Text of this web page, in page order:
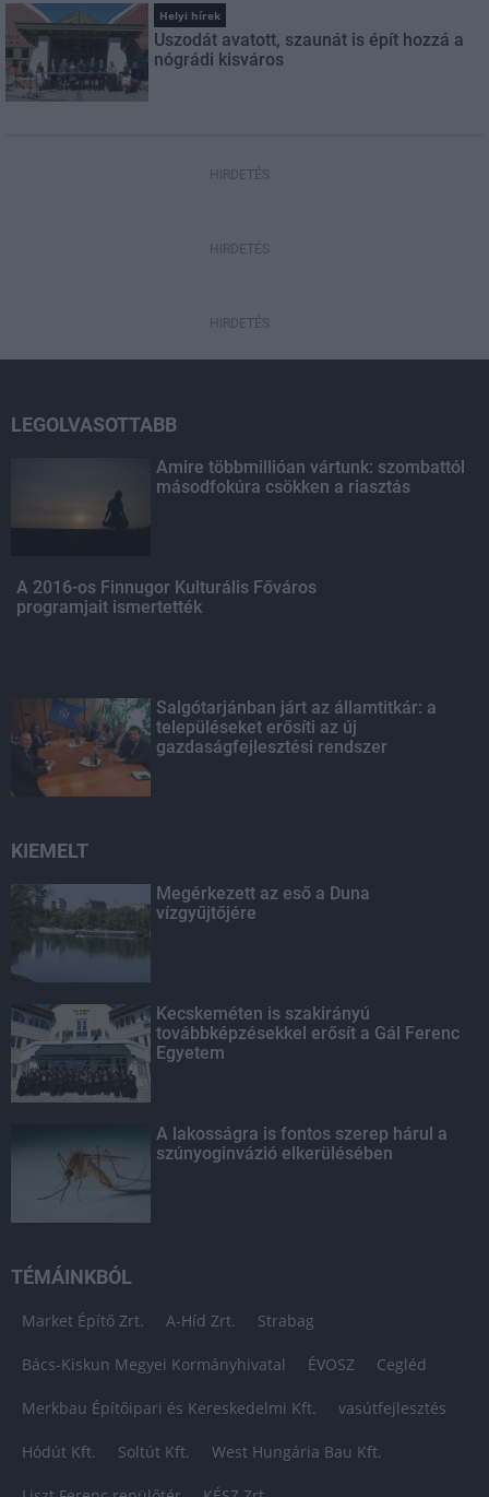
Helyi hírek
Uszodát avatott, szaunát is épít hozzá a
nógrádi kisváros
HIRDETÉS
HIRDETÉS
HIRDETÉS
LEGOLVASOTTABB
Amire többmillióan vártunk: szombattól
másodfokúra csökken a riasztás
A 2016-os Finnugor Kulturális Főváros
programjait ismertették
Salgótarjánban járt az államtitkár: a
településeket erősíti az új
gazdaságfejlesztési rendszer
KIEMELT
Megérkezett az eső a Duna
vízgyűjtőjére
Kecskeméten is szakirányú
továbbképzésekkel erősít a Gál Ferenc
Egyetem
A lakosságra is fontos szerep hárul a
szúnyoginvázió elkerülésében
TÉMÁINKBÓL
Market Építő Zrt. A-Híd Zrt. Strabag
Bács-Kiskun Megyei Kormányhivatal ÉVOSZ Cegléd
Merkbau Építőipari és Kereskedelmi Kft. vasútfejlesztés
Hódút Kft. Soltút Kft. West Hungária Bau Kft.